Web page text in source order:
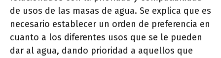
de usos de las masas de agua. Se explica que es
necesario establecer un orden de preferencia en
cuanto a los diferentes usos que se le pueden
dar al agua, dando prioridad a aquellos que